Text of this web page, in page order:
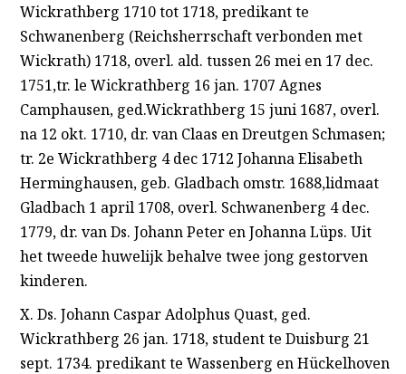
Wickrathberg 1710 tot 1718, predikant te
Schwanenberg (Reichsherrschaft verbonden met
Wickrath) 1718, overl. ald. tussen 26 mei en 17 dec.
1751,tr. le Wickrathberg 16 jan. 1707 Agnes
Camphausen, ged.Wickrathberg 15 juni 1687, overl.
na 12 okt. 1710, dr. van Claas en Dreutgen Schmasen;
tr. 2e Wickrathberg 4 dec 1712 Johanna Elisabeth
Herminghausen, geb. Gladbach omstr. 1688,lidmaat
Gladbach 1 april 1708, overl. Schwanenberg 4 dec.
1779, dr. van Ds. Johann Peter en Johanna Lüps. Uit
het tweede huwelijk behalve twee jong gestorven
kinderen.
X. Ds. Johann Caspar Adolphus Quast, ged.
Wickrathberg 26 jan. 1718, student te Duisburg 21
sept. 1734. predikant te Wassenberg en Hückelhoven